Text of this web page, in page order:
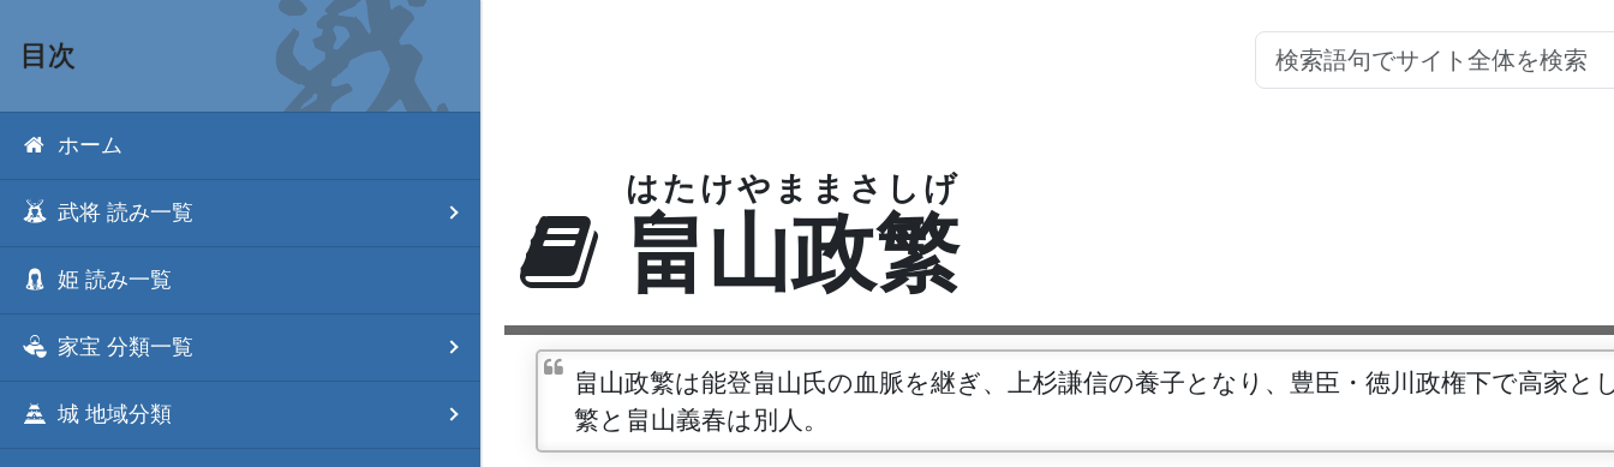
目次
ホーム
武将 読み一覧
姫 読み一覧
家宝 分類一覧
城 地域分類
畠山政繁
はたけやままさしげ
畠山政繁は能登畠山氏の血脈を継ぎ、上杉謙信の養子となり、豊臣・徳川政権下で高家と
繁と畠山義春は別人。